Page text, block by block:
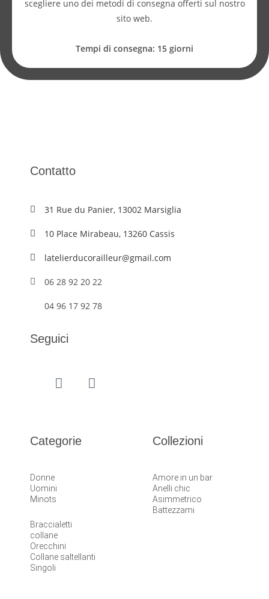
scegliere uno dei metodi di consegna offerti sul nostro
sito web.
Tempi di consegna: 15 giorni
Contatto
31 Rue du Panier, 13002 Marsiglia
10 Place Mirabeau, 13260 Cassis
latelierducorailleur@gmail.com
06 28 92 20 22
04 96 17 92 78
Seguici
Categorie
Donne
Uomini
Minots
Braccialetti
collane
Orecchini
Collane saltellanti
Singoli
Collezioni
Amore in un bar
Anelli chic
Asimmetrico
Battezzami